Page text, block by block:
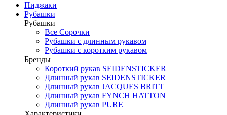
Пиджаки
Рубашки
Рубашки
Все Сорочки
Рубашки с длинным рукавом
Рубашки с коротким рукавом
Бренды
Короткий рукав SEIDENSTICKER
Длинный рукав SEIDENSTICKER
Длинный рукав JAСQUES BRITT
Длинный рукав FYNCH HATTON
Длинный рукав PURE